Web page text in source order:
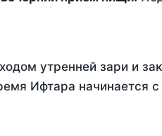
утренней зари и
Ифтара начинается